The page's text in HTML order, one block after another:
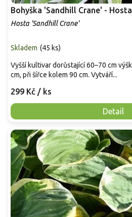
Bohyška 'Sandhill Crane' -
Hosta 'Sandhill Crane'
Skladem (45 ks)
299 Kč / ks
Detail
Vyšší kultivar dorůstající 60–70 cm
cm, při šířce kolem 90 cm. Vytváří...